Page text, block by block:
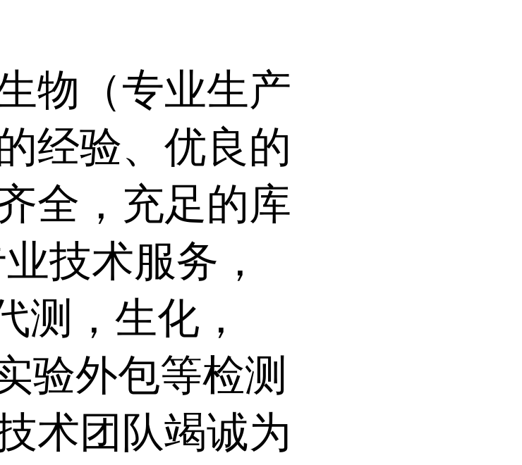
物（专业生产
经验、优良的
全，充足的库
技术服务，
测，生化，
验外包等检测
术团队竭诚为